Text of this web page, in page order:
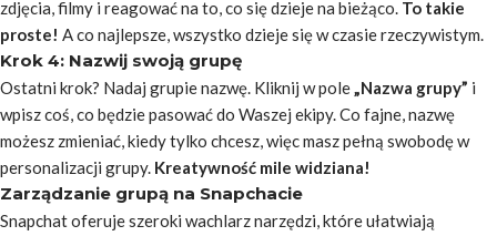
zdjęcia, filmy i reagować na to, co się dzieje na bieżąco. To takie
proste! A co najlepsze, wszystko dzieje się w czasie rzeczywistym.
Krok 4: Nazwij swoją grupę
Ostatni krok? Nadaj grupie nazwę. Kliknij w pole„Nazwa grupy” i
wpisz coś, co będzie pasować do Waszej ekipy. Co fajne, nazwę
możesz zmieniać, kiedy tylko chcesz, więc masz pełną swobodę w
personalizacji grupy. Kreatywność mile widziana!
Zarządzanie grupą na Snapchacie
Snapchat oferuje szeroki wachlarz narzędzi, które ułatwiają